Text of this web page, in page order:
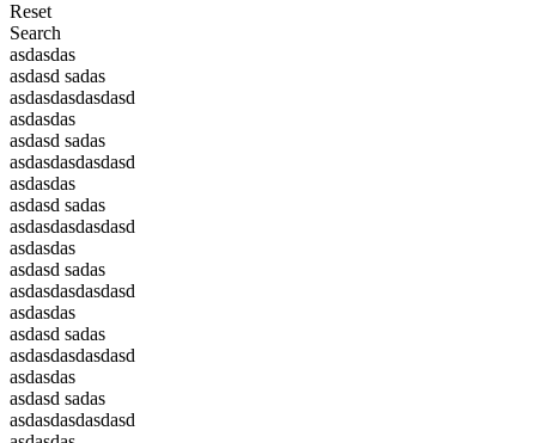
Reset
Search
asdasdas
asdasd sadas
asdasdasdasdasd
asdasdas
asdasd sadas
asdasdasdasdasd
asdasdas
asdasd sadas
asdasdasdasdasd
asdasdas
asdasd sadas
asdasdasdasdasd
asdasdas
asdasd sadas
asdasdasdasdasd
asdasdas
asdasd sadas
asdasdasdasdasd